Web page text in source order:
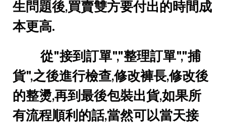
生問題後,買賣雙方要付出的時間成
本更高.
從"接到訂單","整理訂單","捕
貨",之後進行檢查,修改褲長,修改後
的整燙,再到最後包裝出貨,如果所
有流程順利的話,當然可以當天接